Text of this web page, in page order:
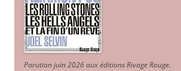
Parution juin 2026 aux éditions Rivage Rouge.